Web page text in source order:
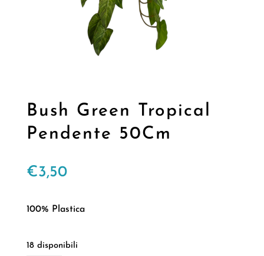
Bush Green Tropical
Pendente 50Cm
€3,50
100% Plastica
18 disponibili